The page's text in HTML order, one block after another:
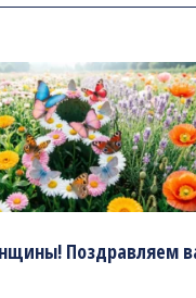
Поздравляем